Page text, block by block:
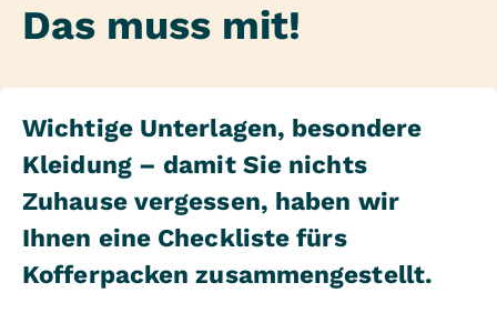
Das muss mit!
Wichtige Unterlagen, besondere
Kleidung – damit Sie nichts
Zuhause vergessen, haben wir
Ihnen eine Checkliste fürs
Kofferpacken zusammengestellt.